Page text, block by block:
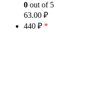
0 out of 5
63.00 ₽
440 ₽ *